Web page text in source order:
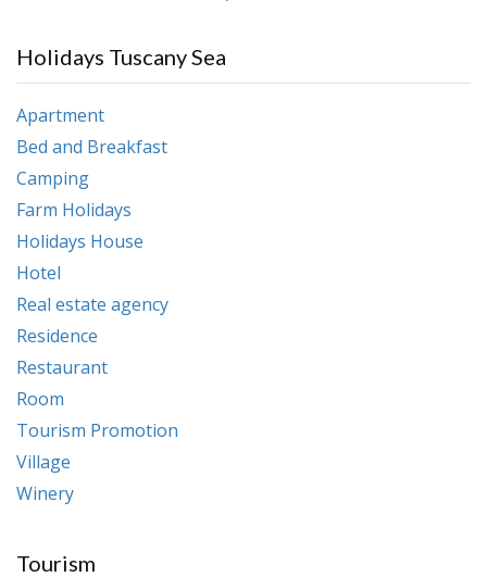
Holidays Tuscany Sea
Apartment
Bed and Breakfast
Camping
Farm Holidays
Holidays House
Hotel
Real estate agency
Residence
Restaurant
Room
Tourism Promotion
Village
Winery
Tourism